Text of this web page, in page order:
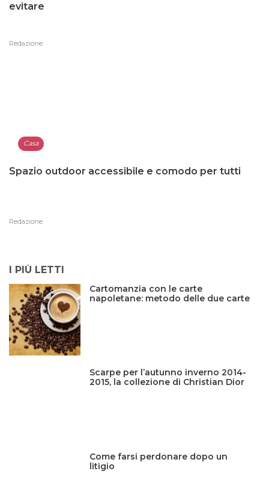
evitare
Redazione
Casa
Spazio outdoor accessibile e comodo per tutti
Redazione
I PIÙ LETTI
Cartomanzia con le carte
napoletane: metodo delle due carte
Scarpe per l’autunno inverno 2014-
2015, la collezione di Christian Dior
Come farsi perdonare dopo un
litigio